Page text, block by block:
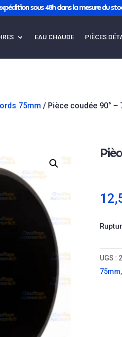
sous 48h dans la mesure du
EAU CHAUDE PIÈCES
75mm / Pièce coudée 90° –
UGS :
75mm,